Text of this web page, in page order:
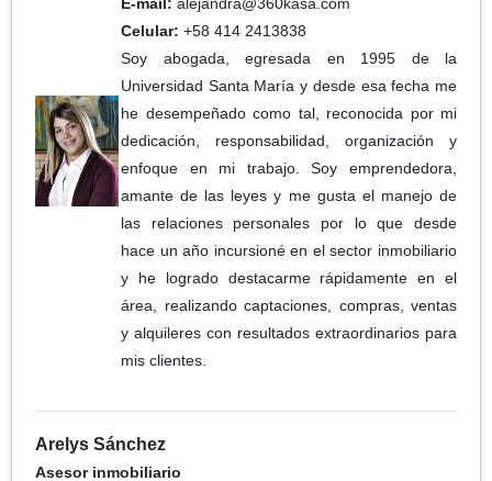
Celular: +58 414 2413838
Soy abogada, egresada en 1995 de la
Universidad Santa María y desde esa fecha me
he desempeñado como tal, reconocida por mi
dedicación, responsabilidad, organización y
enfoque en mi trabajo. Soy emprendedora,
amante de las leyes y me gusta el manejo de
las relaciones personales por lo que desde
hace un año incursioné en el sector inmobiliario
y he logrado destacarme rápidamente en el
área, realizando captaciones, compras, ventas
y alquileres con resultados extraordinarios para
mis clientes.
Arelys Sánchez
Asesor inmobiliario